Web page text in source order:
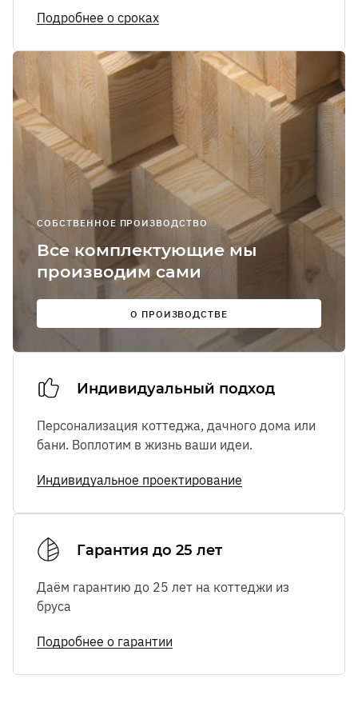
сообщений
Мы в
соцсетях:
Подробнее о сроках
СОБСТВЕННОЕ ПРОИЗВОДСТВО
Все комплектующие мы
производим сами
О ПРОИЗВОДСТВЕ
Индивидуальный подход
Персонализация коттеджа, дачного дома или
бани. Воплотим в жизнь ваши идеи.
Индивидуальное проектирование
Гарантия до 25 лет
Даём гарантию до 25 лет на коттеджи из
бруса
Подробнее о гарантии